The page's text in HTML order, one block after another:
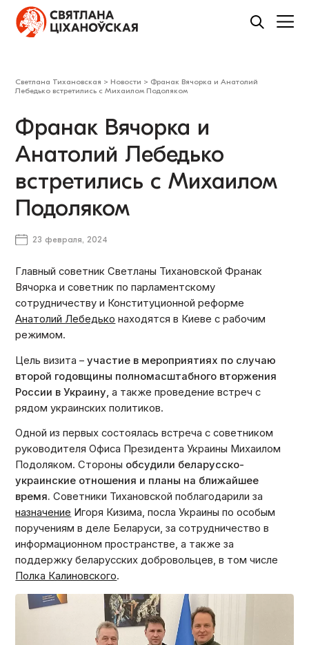
Светлана Тихановская > Новости > Франак Вячорка и Анатолий
Лебедько встретились с Михаилом Подоляком
Франак Вячорка и
Анатолий Лебедько
встретились с Михаилом
Подоляком
23 февраля, 2024
Главный советник Светланы Тихановской Франак
Вячорка и советник по парламентскому
сотрудничеству и Конституционной реформе
Анатолий Лебедько находятся в Киеве с рабочим
режимом.
Цель визита –участие в мероприятиях по случаю
второй годовщины полномасштабного вторжения
России в Украину, а также проведение встреч с
рядом украинских политиков.
Одной из первых состоялась встреча с советником
руководителя Офиса Президента Украины Михаилом
Подоляком. Стороны обсудили беларусско-
украинские отношения и планы на ближайшее
время.Советники Тихановской поблагодарили за
назначение Игоря Кизима, посла Украины по особым
поручениям в деле Беларуси, за сотрудничество в
информационном пространстве, а также за
поддержку беларусских добровольцев, в том числе
Полка Калиновского.